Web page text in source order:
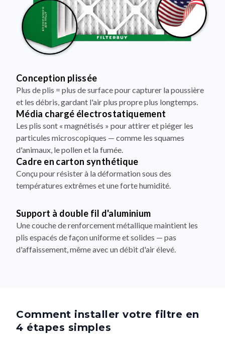
Conception plissée
Plus de plis = plus de surface pour capturer la poussière
et les débris, gardant l'air plus propre plus longtemps.
Média chargé électrostatiquement
Les plis sont « magnétisés » pour attirer et piéger les
particules microscopiques — comme les squames
d'animaux, le pollen et la fumée.
Cadre en carton synthétique
Conçu pour résister à la déformation sous des
températures extrêmes et une forte humidité.
Support à double fil d'aluminium
Une couche de renforcement métallique maintient les
plis espacés de façon uniforme et solides — pas
d'affaissement, même avec un débit d'air élevé.
Comment installer votre filtre en
4 étapes simples